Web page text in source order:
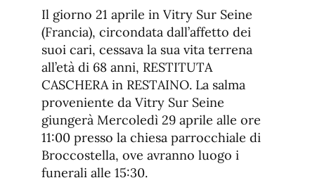
de
fuente
de
fuente.
Il giorno 21 aprile in Vitry Sur Seine
(Francia), circondata dall’affetto dei
suoi cari, cessava la sua vita terrena
all’età di 68 anni, RESTITUTA
CASCHERA in RESTAINO. La salma
proveniente da Vitry Sur Seine
giungerà Mercoledì 29 aprile alle ore
11:00 presso la chiesa parrocchiale di
Broccostella, ove avranno luogo i
funerali alle 15:30.